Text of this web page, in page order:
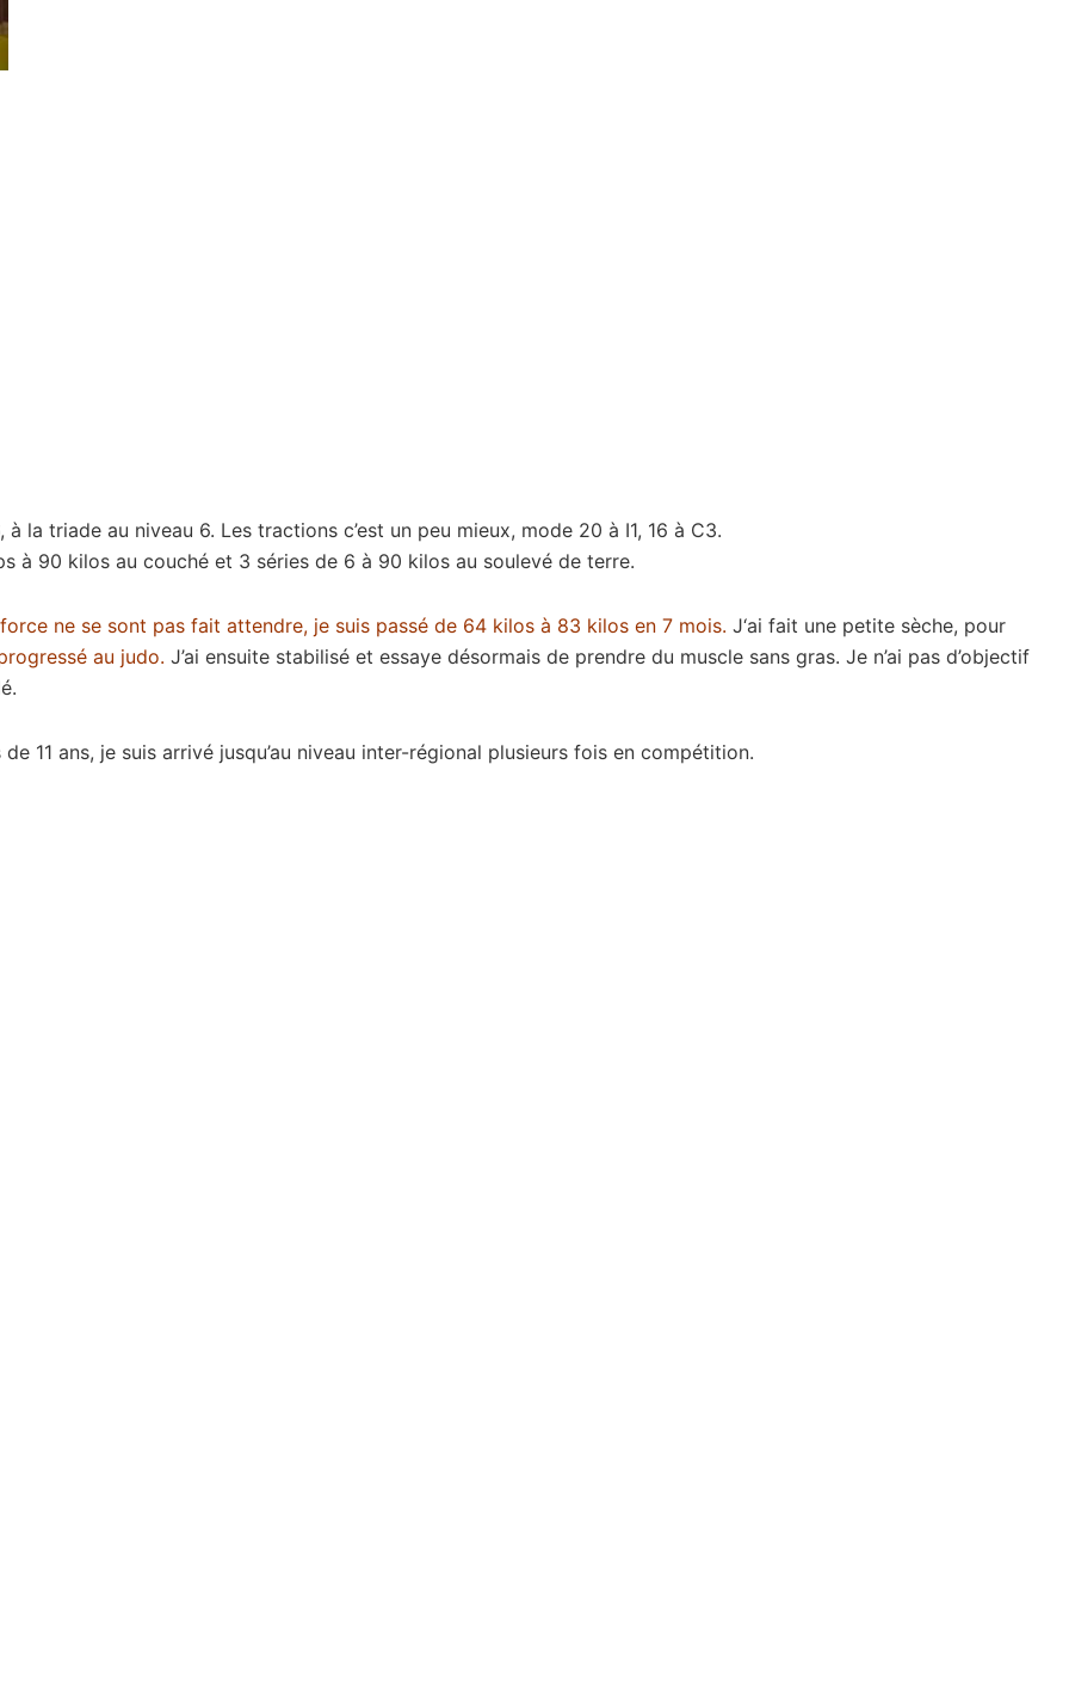
la triade au niveau 6. Les tractions c’est un peu mieux, mode 20 à I1, 16 à C3.
à 90 kilos au couché et 3 séries de 6 à 90 kilos au soulevé de terre.
ne se sont pas fait attendre, je suis passé de 64 kilos à 83 kilos en 7 mois. J‘ai fait une petite sèche, pour
au judo. J’ai ensuite stabilisé et essaye désormais de prendre du muscle sans gras. Je n’ai pas d’objectif
11 ans, je suis arrivé jusqu’au niveau inter-régional plusieurs fois en compétition.